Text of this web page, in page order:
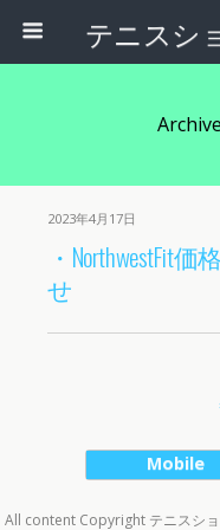
2023年4月17日
・NorthwestFit
せ
Mobile
All content Copyright テニスシ